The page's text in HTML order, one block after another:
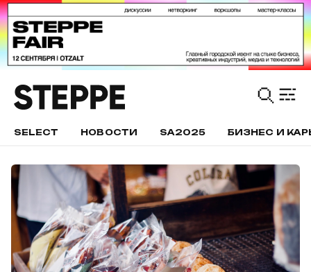
SELECT НОВОСТИ SA2025 БИЗНЕС И